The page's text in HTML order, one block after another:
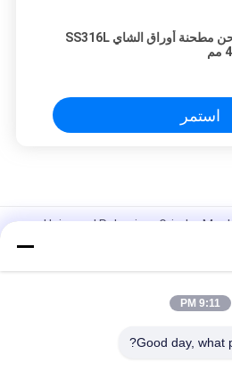
آلة طحن مطحنة أوراق الشاي SS316L
استمر
Universal Pulverizer Grinder
في الصناعات الكيميائية الطبية
9:11 PM
Good day, what